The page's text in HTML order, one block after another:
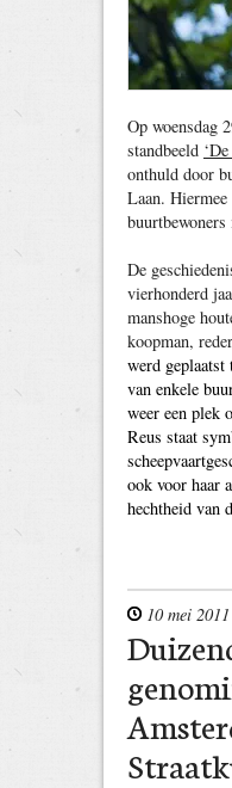
Op woensdag
standbeeld
onthuld door
Laan. Hiermee
De
vierhonderd
manshoge
koopman,
werd geplaatst
van enkele
weer een plek
Reus staat
ook voor haar
hechtheid van
10 mei 2011